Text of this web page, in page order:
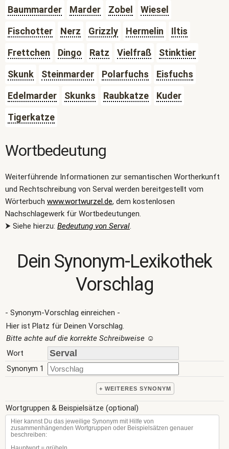
Baummarder Marder Zobel
Wiesel
Fischotter
Nerz Grizzly Hermelin
Iltis
Frettchen
Dingo Ratz Vielfraß
Stinktier
Skunk
Steinmarder Polarfuchs
Eisfuchs
Edelmarder
Skunks Raubkatze
Kuder
Tigerkatze
Wortbedeutung
Weiterführende Informationen zur semantischen Wortherkunft
und Rechtschreibung von Serval werden bereitgestellt vom
Wörterbuch www.wortwurzel.de, dem kostenlosen
Nachschlagewerk für Wortbedeutungen.
⮞ Siehe hierzu: Bedeutung von Serval.
Dein Synonym-Lexikothek
Vorschlag
- Synonym-Vorschlag einreichen -
Hier ist Platz für Deinen Vorschlag.
Bitte achte auf die korrekte Schreibweise ☺
Wort
Synonym 1
+ WEITERES SYNONYM
Wortgruppen & Beispielsätze (optional)